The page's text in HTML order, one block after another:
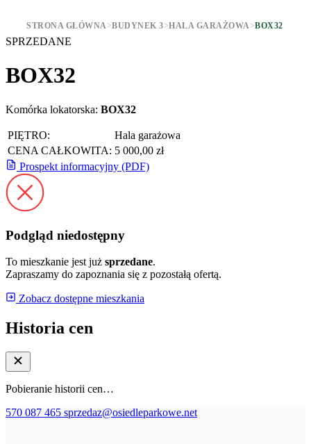
STRONA GŁÓWNA>BUDYNEK 3>HALA GARAŻOWA>BOX32
SPRZEDANE
BOX32
Komórka lokatorska: BOX32
PIĘTRO:
Hala garażowa
CENA CAŁKOWITA: 5 000,00 zł
Prospekt informacyjny (PDF)
Podgląd niedostępny
To mieszkanie jest już sprzedane.
Zapraszamy do zapoznania się z pozostałą ofertą.
Zobacz dostępne mieszkania
Historia cen
Pobieranie historii cen…
570 087 465 sprzedaz@osiedleparkowe.net